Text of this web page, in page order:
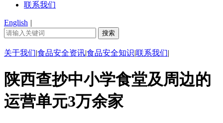
联系我们
English |
关于我们|食品安全资讯|食品安全知识|联系我们|
陕西查抄中小学食堂及周边的
运营单元3万余家